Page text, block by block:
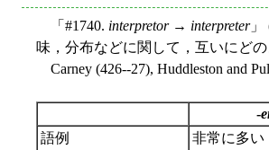
「#1740. interpretor→ interpreter」
味，分布などに関して，互いにど
Carney (426--27), Huddleston and
-
語例
非常に多い